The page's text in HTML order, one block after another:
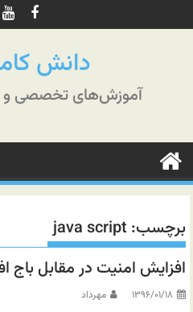
به
دانش
آموزش‌های تخصصی و
برچسب:java script
افزایش امنیت در مقابل باج
۱۳۹۶/۰۱/۱۸ مهرداد